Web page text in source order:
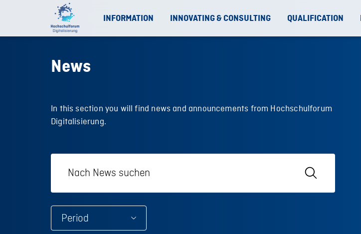
INFORMATION INNOVATING & CONSULTING QUALIFICATION
News
In this section you will find news and announcements from Hochschulforum
Digitalisierung.